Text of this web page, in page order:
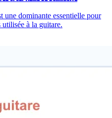
une dominante essentielle pour
à la guitare.